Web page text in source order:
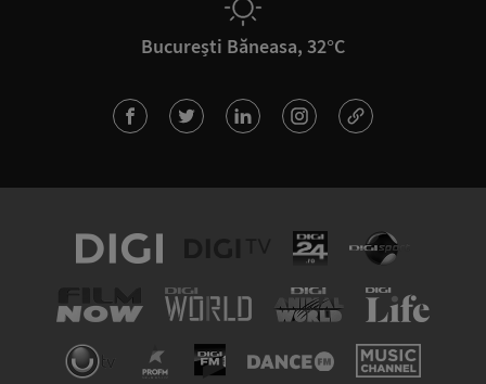
București Băneasa, 32°C